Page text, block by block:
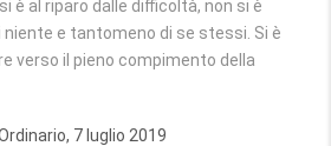
è al riparo dalle difficoltà, non si è
e tantomeno di se stessi. Si è
verso il pieno compimento della
7 luglio 2019